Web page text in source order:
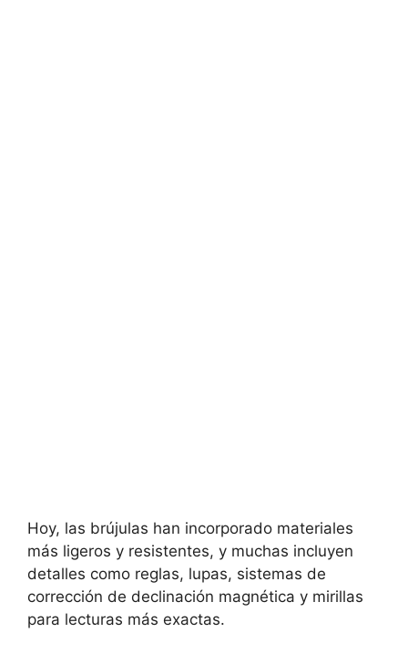
Hoy, las brújulas han incorporado materiales
más ligeros y resistentes, y muchas incluyen
detalles como reglas, lupas, sistemas de
corrección de declinación magnética y mirillas
para lecturas más exactas.